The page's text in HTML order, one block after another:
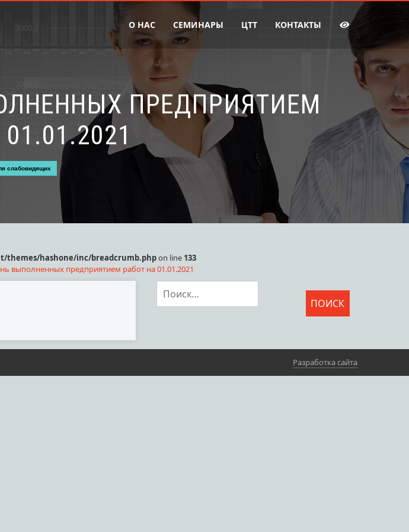
О НАС СЕМИНАРЫ ЦТТ КОНТАКТЫ
ПРЕДПРИЯТИЕМ
слабовидящих
themes/hashone/inc/breadcrumb.phpon line 133
выполненных предприятием работ на 01.01.2021
Найти:
Разработка сайта